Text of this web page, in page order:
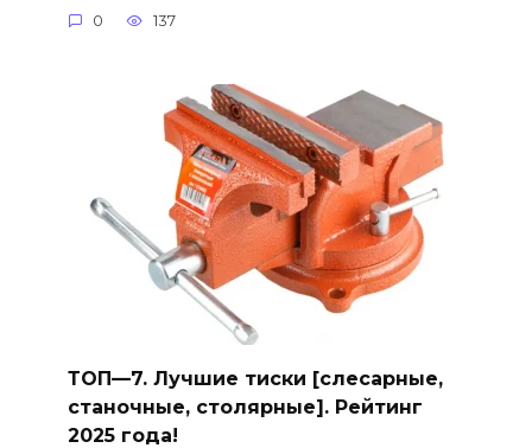
0 137
ТОП—7. Лучшие тиски [слесарные,
станочные, столярные]. Рейтинг
2025 года!